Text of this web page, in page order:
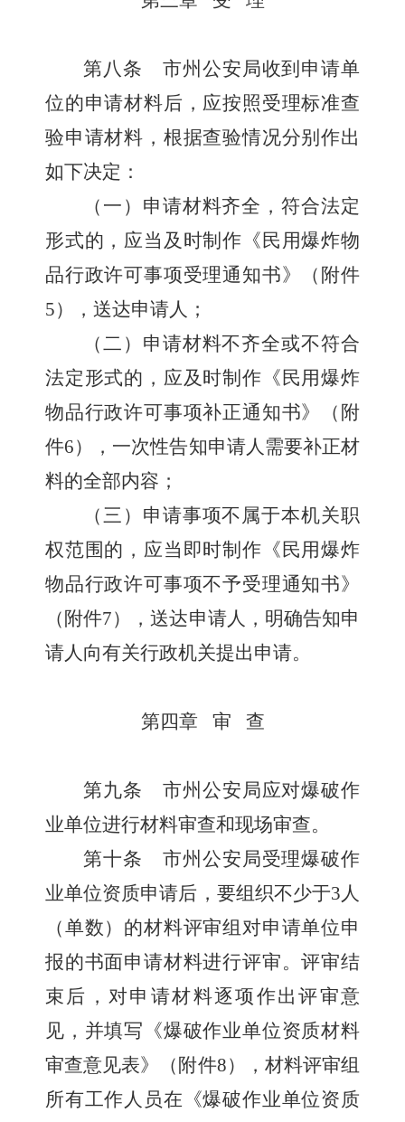
第八条
市州公安局收到申请单
位的申请材料后，应按照受理标准查
验申请材料，根据查验情况分别作出
如下决定：
（一）申请材料齐全，符合法定
形式的，应当及时制作《民用爆炸物
品行政许可事项受理通知书》（附件
5），送达申请人；
（二）申请材料不齐全或不符合
法定形式的，应及时制作《民用爆炸
物品行政许可事项补正通知书》（附
件6），一次性告知申请人需要补正材
料的全部内容；
（三）申请事项不属于本机关职
权范围的，应当即时制作《民用爆炸
物品行政许可事项不予受理通知书》
（附件7），送达申请人，明确告知申
请人向有关行政机关提出申请。
第四章 审 查
第九条
市州公安局应对爆破作
业单位进行材料审查和现场审查。
第十条
市州公安局受理爆破作
业单位资质申请后，要组织不少于3人
（单数）的材料评审组对申请单位申
报的书面申请材料进行评审。评审结
束后，对申请材料逐项作出评审意
见，并填写《爆破作业单位资质材料
审查意见表》（附件8），材料评审组
所有工作人员在《爆破作业单位资质